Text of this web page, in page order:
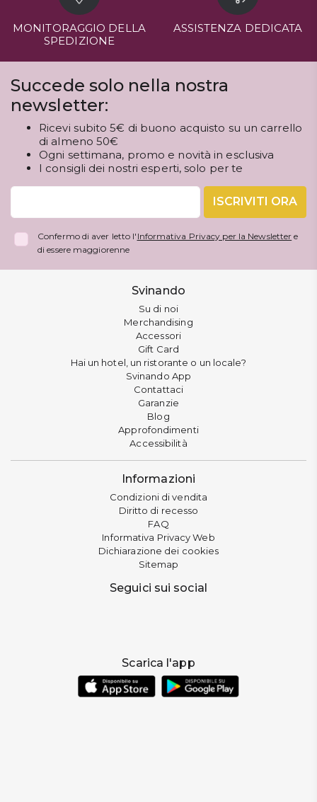
MONITORAGGIO DELLA
SPEDIZIONE
ASSISTENZA DEDICATA
Succede solo nella nostra
newsletter:
Ricevi subito 5€ di buono acquisto su un carrello
di almeno 50€
Ogni settimana, promo e novità in esclusiva
I consigli dei nostri esperti, solo per te
ISCRIVITI ORA
Confermo di aver letto l' Informativa Privacy per la Newsletter e
di essere maggiorenne
Svinando
Su di noi
Merchandising
Accessori
Gift Card
Hai un hotel, un ristorante o un locale?
Svinando App
Contattaci
Garanzie
Blog
Approfondimenti
Accessibilità
Informazioni
Condizioni di vendita
Diritto di recesso
FAQ
Informativa Privacy Web
Dichiarazione dei cookies
Sitemap
Seguici sui social
Scarica l'app